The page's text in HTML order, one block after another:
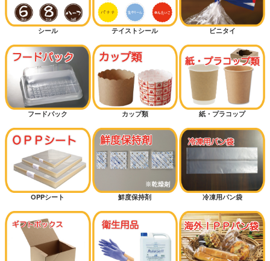
シール テイストシール ビニタイ
フードパック カップ類 紙・プラコップ
OPPシート 鮮度保持剤 冷凍用パン袋